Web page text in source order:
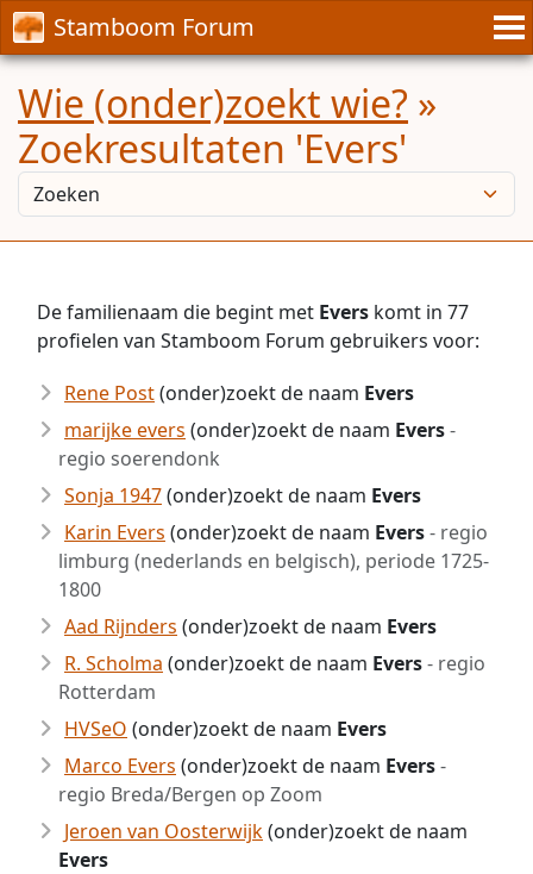
Stamboom Forum
Wie (onder)zoekt wie? »
Zoekresultaten 'Evers'
De familienaam die begint met Evers komt in 77
profielen van Stamboom Forum gebruikers voor:
Rene Post(onder)zoekt de naam Evers
marijke evers (onder)zoekt de naam Evers-
regio soerendonk
Sonja 1947(onder)zoekt de naam Evers
Karin Evers (onder)zoekt de naam Evers- regio
limburg (nederlands en belgisch), periode 1725-
1800
Aad Rijnders (onder)zoekt de naam Evers
R. Scholma (onder)zoekt de naam Evers- regio
Rotterdam
HVSeO (onder)zoekt de naam Evers
Marco Evers (onder)zoekt de naam Evers-
regio Breda/Bergen op Zoom
Jeroen van Oosterwijk(onder)zoekt de naam
Evers